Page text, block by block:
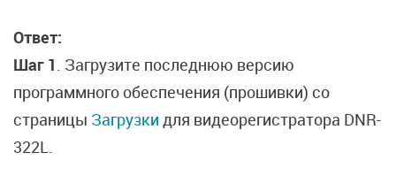
Ответ:
Шаг 1. Загрузите последнюю версию
программного обеспечения (прошивки) со
страницы Загрузки для видеорегистратора DNR-
322L.